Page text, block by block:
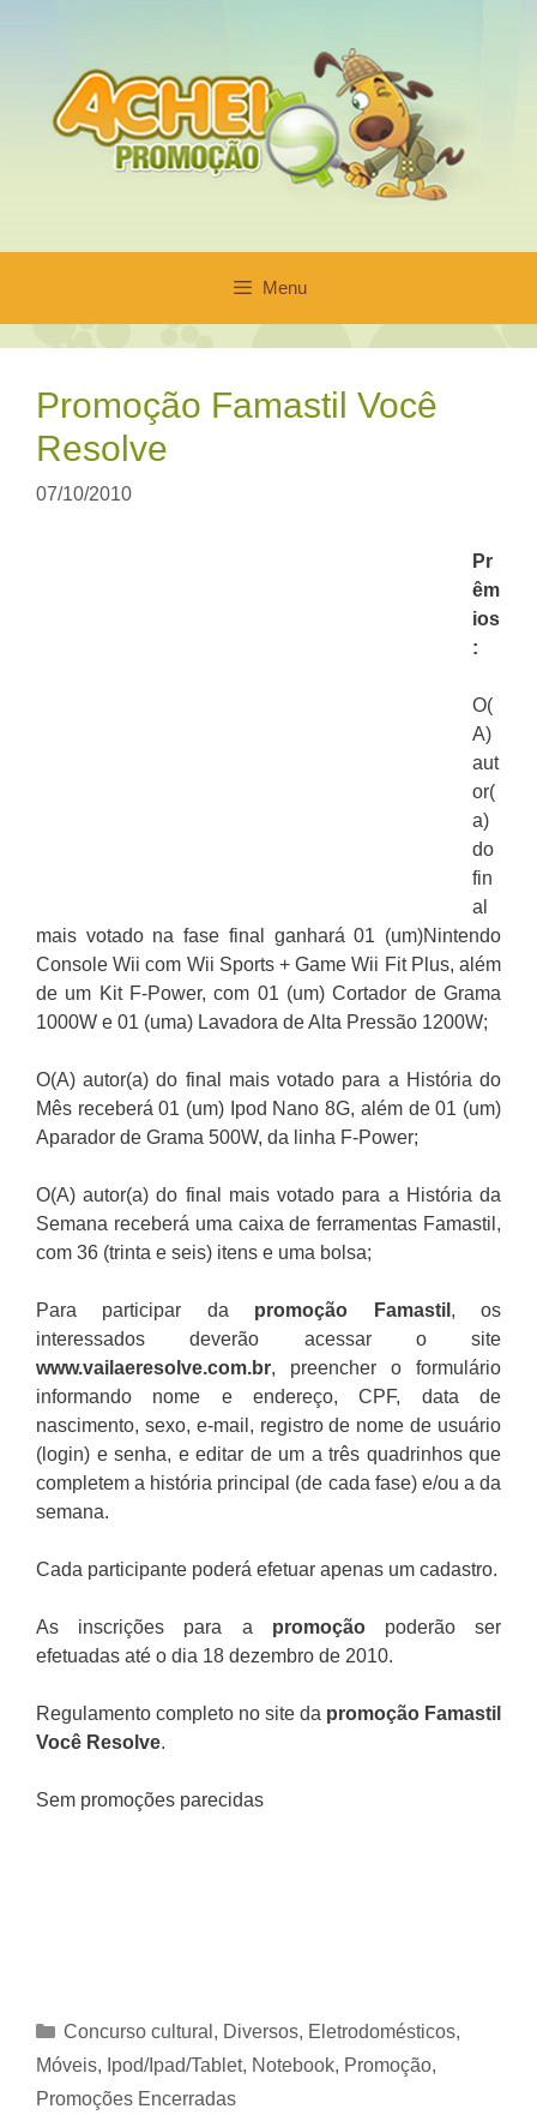
conteúdo
Menu
Promoção Famastil Você
Resolve
07/10/2010
Pr
êm
ios
:
O(
A)
aut
or(
a)
do
fin
al
mais votado na fase final ganhará 01 (um)Nintendo
Console Wii com Wii Sports + Game Wii Fit Plus, além
de um Kit F-Power, com 01 (um) Cortador de Grama
1000W e 01 (uma) Lavadora de Alta Pressão 1200W;
O(A) autor(a) do final mais votado para a História do
Mês receberá 01 (um) Ipod Nano 8G, além de 01 (um)
Aparador de Grama 500W, da linha F-Power;
O(A) autor(a) do final mais votado para a História da
Semana receberá uma caixa de ferramentas Famastil,
com 36 (trinta e seis) itens e uma bolsa;
Para participar da promoção Famastil , os
interessados deverão acessar o site
www.vailaeresolve.com.br, preencher o formulário
informando nome e endereço, CPF, data de
nascimento, sexo, e-mail, registro de nome de usuário
(login) e senha, e editar de um a três quadrinhos que
completem a história principal (de cada fase) e/ou a da
semana.
Cada participante poderá efetuar apenas um cadastro.
As inscrições para a promoçãopoderão ser
efetuadas até o dia 18 dezembro de 2010.
Regulamento completo no site da promoção Famastil
Você Resolve.
Sem promoções parecidas
Categorias
Concurso cultural , Diversos, Eletrodomésticos,
Móveis, Ipod/Ipad/Tablet, Notebook, Promoção,
Promoções Encerradas